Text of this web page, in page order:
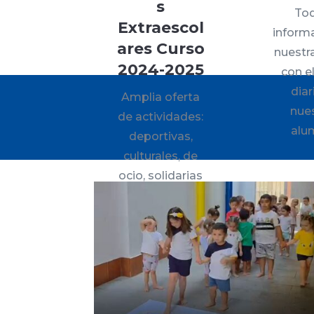
s
Extraescol
ares Curso
2024-2025
Amplia oferta
de actividades:
deportivas,
culturales, de
ocio, solidarias
cristiana.
con